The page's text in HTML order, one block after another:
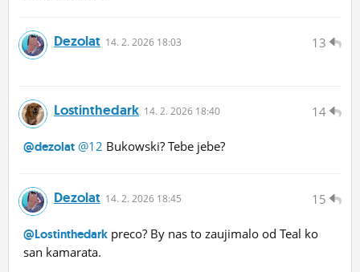
13
Dezolat 14. 2. 2026 18:03
14
Lostinthedark 14. 2. 2026 18:40
@dezolat @12 Bukowski? Tebe jebe?
15
Dezolat 14. 2. 2026 18:45
@Lostinthedark preco? By nas to zaujimalo od Teal ko
san kamarata.